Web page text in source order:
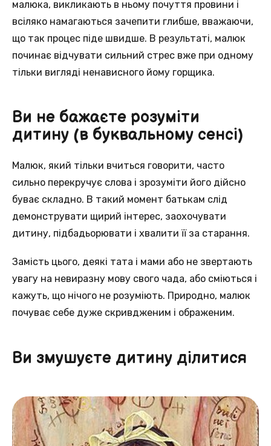
малюка, викликають в ньому почуття провини і
всіляко намагаються зачепити глибше, вважаючи,
що так процес піде швидше. В результаті, малюк
починає відчувати сильний стрес вже при одному
тільки вигляді ненависного йому горщика.
Ви не бажаєте розуміти
дитину (в буквальному сенсі)
Малюк, який тільки вчиться говорити, часто
сильно перекручує слова і зрозуміти його дійсно
буває складно. В такий момент батькам слід
демонструвати щирий інтерес, заохочувати
дитину, підбадьорювати і хвалити її за старання.
Замість цього, деякі тата і мами або не звертають
увагу на невиразну мову свого чада, або сміються і
кажуть, що нічого не розуміють. Природно, малюк
почуває себе дуже скривдженим і ображеним.
Ви змушуєте дитину ділитися